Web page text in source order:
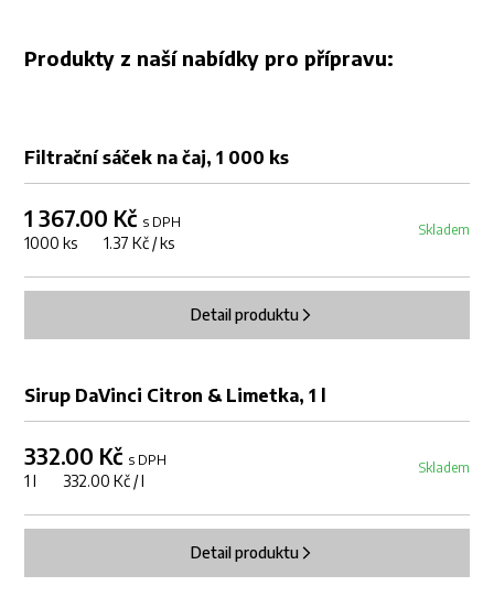
Produkty z naší nabídky pro přípravu:
Filtrační sáček na čaj, 1 000 ks
1 367.00 Kč s DPH
1000 ks 1.37 Kč / ks
Skladem
Detail produktu
Sirup DaVinci Citron & Limetka, 1 l
332.00 Kč s DPH
1 l 332.00 Kč / l
Skladem
Detail produktu